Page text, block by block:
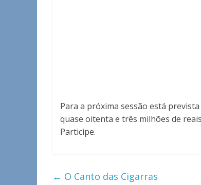
Para a próxima sessão está
quase oitenta e três milhões de
Participe.
← O Canto das Cigarras